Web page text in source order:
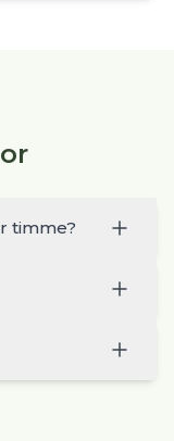
timme?